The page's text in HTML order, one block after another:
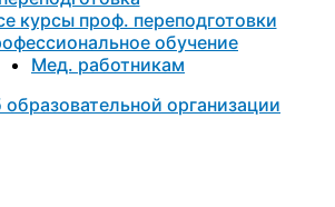
курсы проф. переподготовки
обучение
Мед. работникам
организации